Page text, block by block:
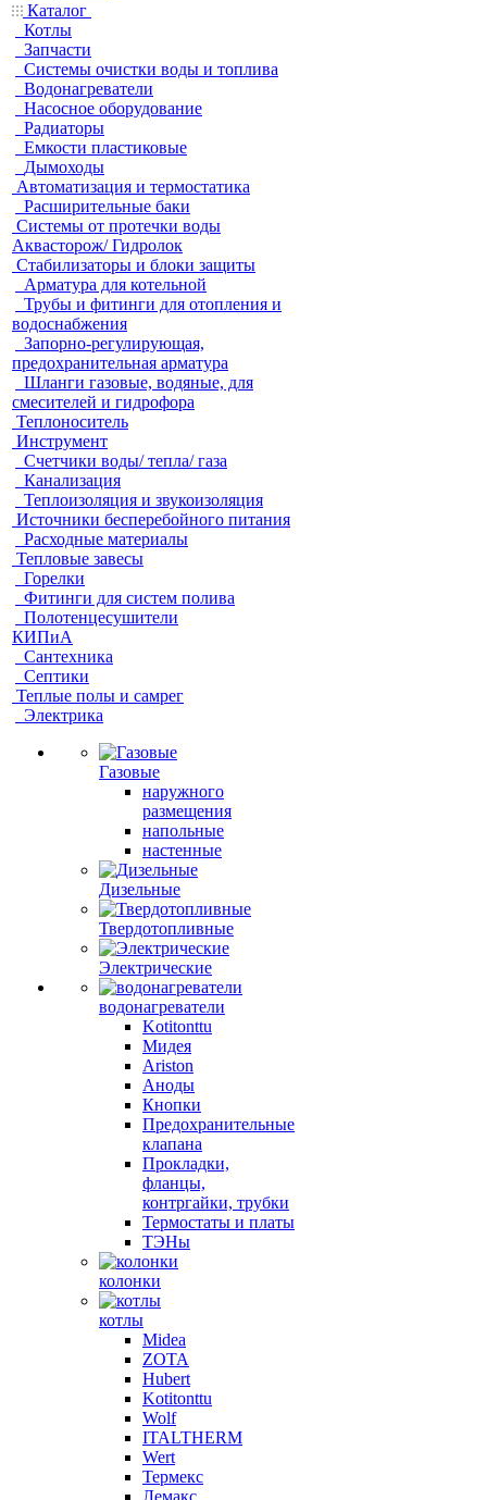
Каталог
Котлы
Запчасти
Системы очистки воды и топлива
Водонагреватели
Насосное оборудование
Радиаторы
Емкости пластиковые
Дымоходы
Автоматизация и термостатика
Расширительные баки
Системы от протечки воды
Аквасторож/ Гидролок
Стабилизаторы и блоки защиты
Арматура для котельной
Трубы и фитинги для отопления и
водоснабжения
Запорно-регулирующая,
предохранительная арматура
Шланги газовые, водяные, для
смесителей и гидрофора
Теплоноситель
Инструмент
Счетчики воды/ тепла/ газа
Канализация
Теплоизоляция и звукоизоляция
Источники бесперебойного питания
Расходные материалы
Тепловые завесы
Горелки
Фитинги для систем полива
Полотенцесушители
КИПиА
Сантехника
Септики
Теплые полы и самрег
Электрика
Газовые
наружного
размещения
напольные
настенные
Дизельные
Твердотопливные
Электрические
водонагреватели
Kotitonttu
Мидея
Ariston
Аноды
Кнопки
Предохранительные
клапана
Прокладки,
фланцы,
контргайки, трубки
Термостаты и платы
ТЭНы
колонки
котлы
Midea
ZOTA
Hubert
Kotitonttu
Wolf
ITALTHERM
Wert
Термекс
Лемакс